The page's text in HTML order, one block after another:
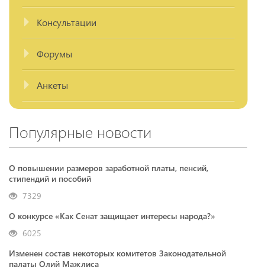
Консультации
Форумы
Анкеты
Популярные новости
О повышении размеров заработной платы, пенсий,
стипендий и пособий
7329
О конкурсе «Как Сенат защищает интересы народа?»
6025
Изменен состав некоторых комитетов Законодательной
палаты Олий Мажлиса